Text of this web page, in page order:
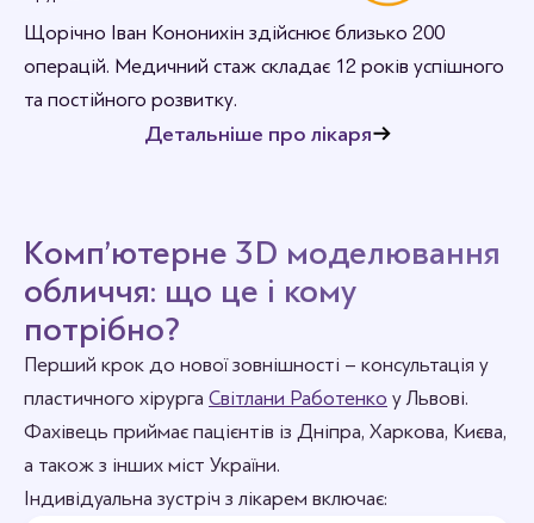
Щорічно Іван Кононихін здійснює близько 200
операцій. Медичний стаж складає 12 років успішного
та постійного розвитку.
Детальніше про лікаря
Комп’ютерне 3D моделювання
обличчя: що це і кому
потрібно?
Перший крок до нової зовнішності – консультація у
пластичного хірурга Світлани Работенко у Львові.
Фахівець приймає пацієнтів із Дніпра, Харкова, Києва,
а також з інших міст України.
Індивідуальна зустріч з лікарем включає: